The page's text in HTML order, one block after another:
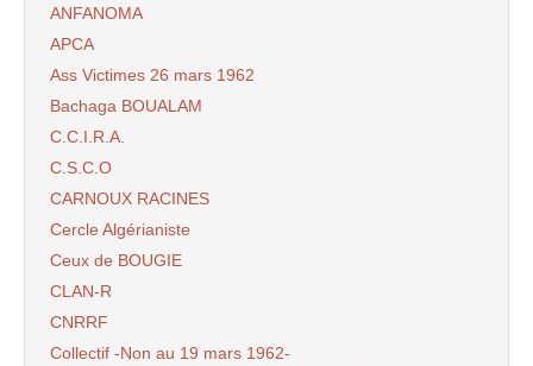
ANFANOMA
APCA
Ass Victimes 26 mars 1962
Bachaga BOUALAM
C.C.I.R.A.
C.S.C.O
CARNOUX RACINES
Cercle Algérianiste
Ceux de BOUGIE
CLAN-R
CNRRF
Collectif -Non au 19 mars 1962-